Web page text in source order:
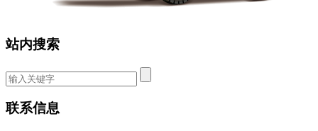
站内搜索
联系信息